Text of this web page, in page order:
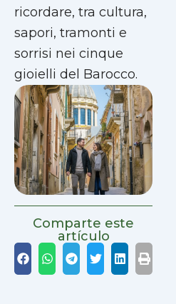
ricordare, tra cultura,
sapori, tramonti e
sorrisi nei cinque
gioielli del Barocco.
Comparte este
artículo